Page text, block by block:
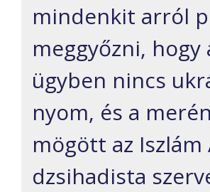
mindenkit arról
meggyőzni, hogy
ügyben nincs
nyom, és a
mögött az Iszlám
dzsihadista